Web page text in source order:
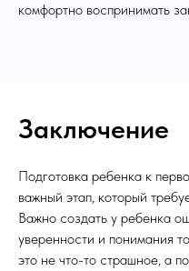
комфортно воспринимать
Заключение
Подготовка ребенка к
важный этап, который
Важно создать у ребенка
уверенности и понимания
это не что-то страшное, а